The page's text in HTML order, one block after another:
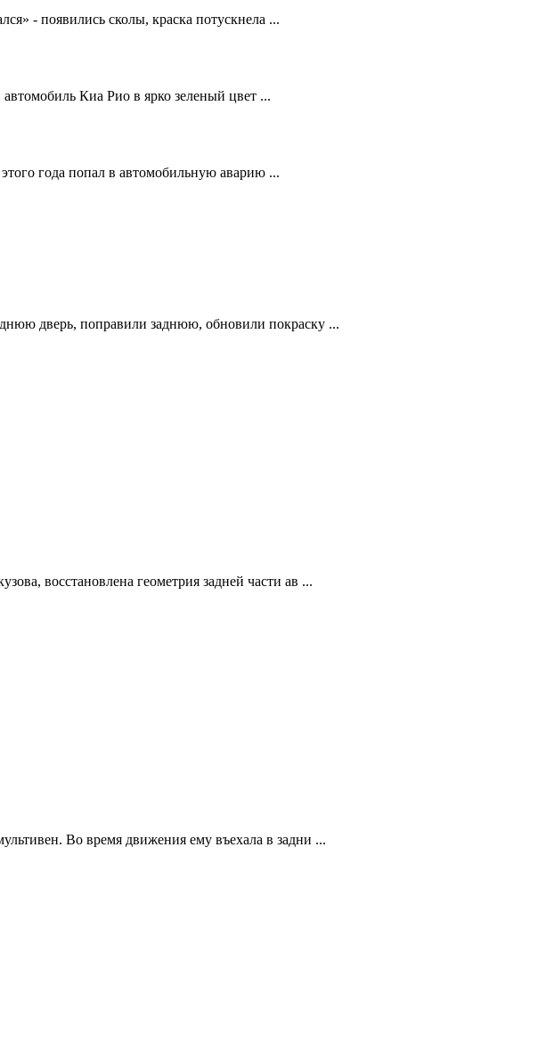
- появились сколы, краска потускнела ...
Киа Рио в ярко зеленый цвет ...
года попал в автомобильную аварию ...
дверь, поправили заднюю, обновили покраску ...
восстановлена геометрия задней части ав ...
Во время движения ему въехала в задни ...